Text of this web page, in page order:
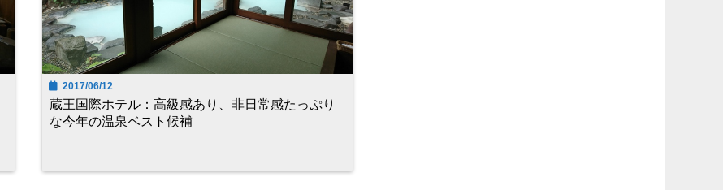
2017/06/12
蔵王国際ホテル：高級感あり、非日常感たっぷり
な今年の温泉ベスト候補